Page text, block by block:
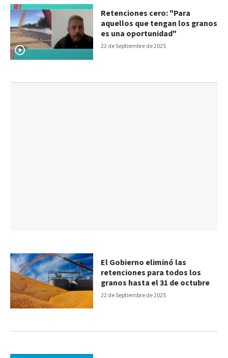
22 de Septiembre de 2025
Retenciones cero: "Para
aquellos que tengan los granos
es una oportunidad"
22 de Septiembre de 2025
El Gobierno eliminó las
retenciones para todos los
granos hasta el 31 de octubre